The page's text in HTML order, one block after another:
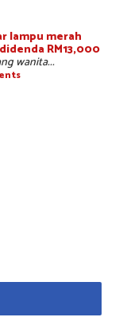
lampu merah
RM13,000
wanita...